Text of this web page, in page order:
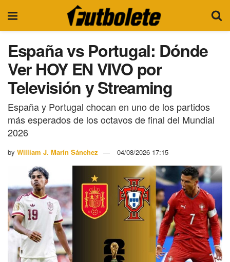
España vs Portugal: Dónde
Ver HOY EN VIVO por
Televisión y Streaming
España y Portugal chocan en uno de los partidos
más esperados de los octavos de final del Mundial
2026
by William J. Marín Sánchez 04/08/2026 17:15